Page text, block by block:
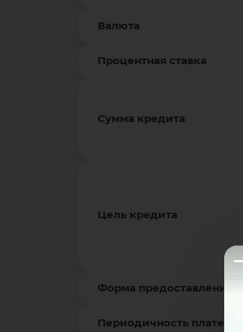
Валюта
Процентная ставка
Сумма кредита
Цель кредита
Форма предоставления
Периодичность платежей